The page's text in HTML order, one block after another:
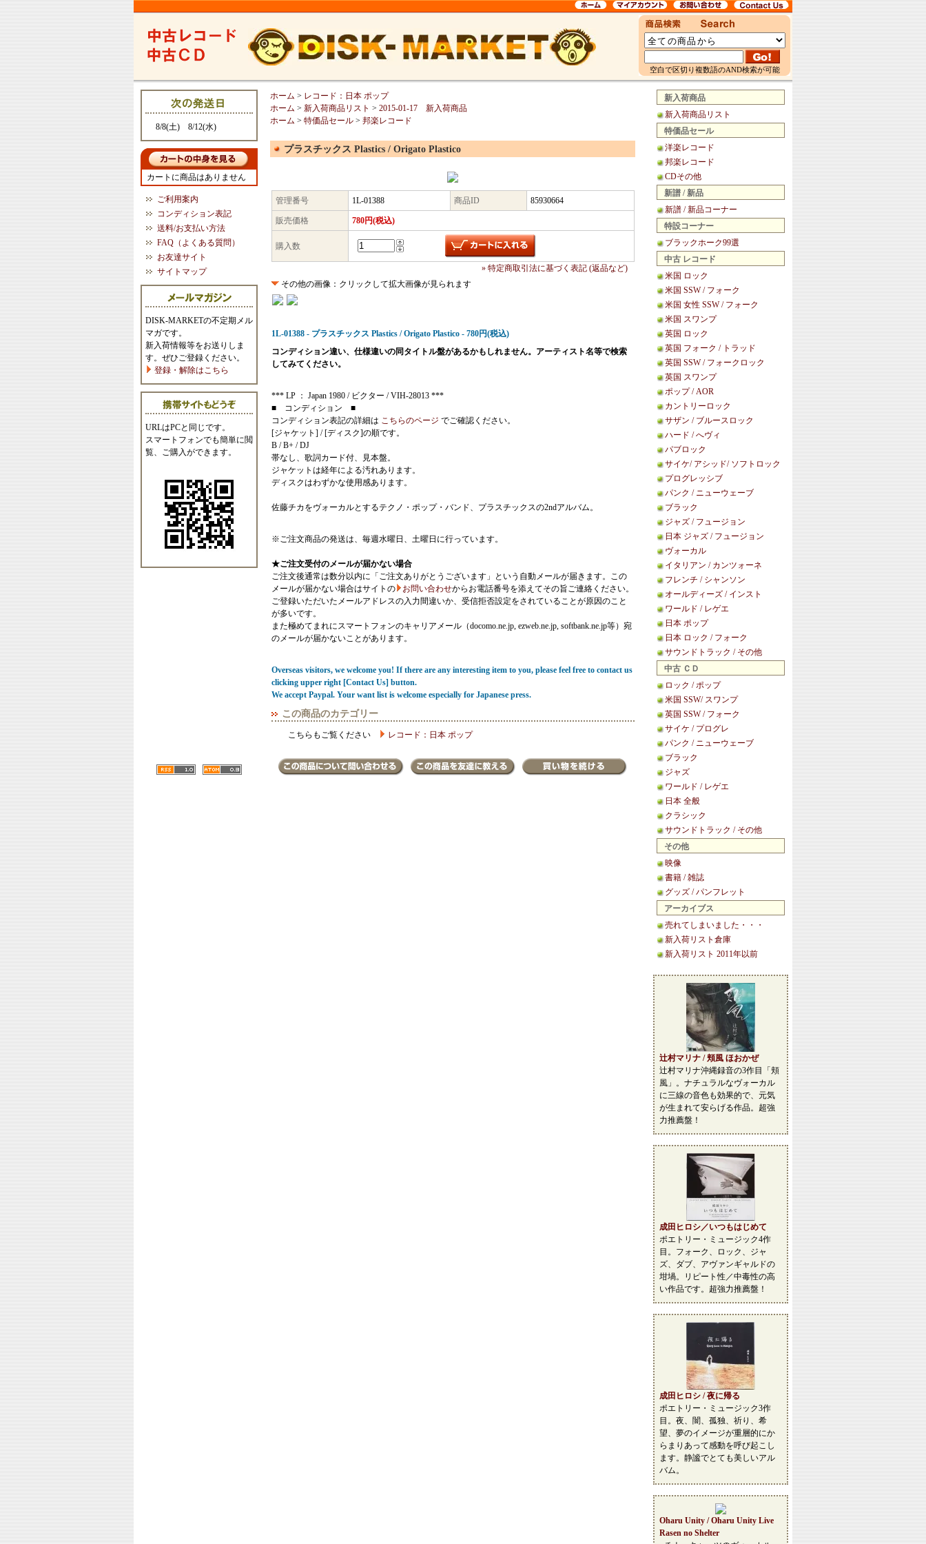
空白で区切り複数語のAND検索が可能
8/8(土) 8/12(水)
カートに商品はありません
ご利用案内
コンディション表記
送料/お支払い方法
FAQ（よくある質問）
お友達サイト
サイトマップ
DISK-MARKETの不定期メル
マガです。
新入荷情報等をお送りしま
す。ぜひご登録ください。
登録・解除はこちら
URLはPCと同じです。
スマートフォンでも簡単に閲
覧、ご購入ができます。
新入荷商品
新入荷商品リスト
特価品セール
洋楽レコード
邦楽レコード
CDその他
新譜 / 新品
新譜 / 新品コーナー
特設コーナー
ブラックホーク99選
中古 レコード
米国 ロック
米国 SSW / フォーク
米国 女性 SSW / フォーク
米国 スワンプ
英国 ロック
英国 フォーク / トラッド
英国 SSW / フォークロック
英国 スワンプ
ポップ / AOR
カントリーロック
サザン / ブルースロック
ハード / へヴィ
パブロック
サイケ/ アシッド/ ソフトロック
プログレッシブ
パンク / ニューウェーブ
ブラック
ジャズ / フュージョン
日本 ジャズ / フュージョン
ヴォーカル
イタリアン / カンツォーネ
フレンチ / シャンソン
オールディーズ / インスト
ワールド / レゲエ
日本 ポップ
日本 ロック / フォーク
サウンドトラック / その他
中古 ＣＤ
ロック / ポップ
米国 SSW/ スワンプ
英国 SSW / フォーク
サイケ / プログレ
パンク / ニューウェーブ
ブラック
ジャズ
ワールド / レゲエ
日本 全般
クラシック
サウンドトラック / その他
その他
映像
書籍 / 雑誌
グッズ / パンフレット
アーカイブス
売れてしまいました・・・
新入荷リスト倉庫
新入荷リスト 2011年以前
辻村マリナ / 頬風 ほおかぜ
辻村マリナ沖縄録音の3作目「頬
風」。ナチュラルなヴォーカル
に三線の音色も効果的で、元気
が生まれて安らげる作品。超強
力推薦盤！
成田ヒロシ／いつもはじめて
ポエトリー・ミュージック4作
目。フォーク、ロック、ジャ
ズ、ダブ、アヴァンギャルドの
坩堝。リピート性／中毒性の高
い作品です。超強力推薦盤！
成田ヒロシ / 夜に帰る
ポエトリー・ミュージック3作
目。夜、闇、孤独、祈り、希
望、夢のイメージが重層的にか
らまりあって感動を呼び起こし
ます。静謐でとても美しいアル
バム。
Oharu Unity / Oharu Unity Live
Rasen no Shelter
ホーム > レコード：日本 ポップ
ホーム > 新入荷商品リスト > 2015-01-17 新入荷商品
ホーム > 特価品セール > 邦楽レコード
プラスチックス Plastics / Origato Plastico
管理番号 1L-01388 商品ID 85930664
販売価格 780円(税込)
購入数
» 特定商取引法に基づく表記 (返品など)
その他の画像：クリックして拡大画像が見られます
1L-01388 - プラスチックス Plastics / Origato Plastico - 780円(税込)
コンディション違い、仕様違いの同タイトル盤があるかもしれません。アーティスト名等で検索
してみてください。
*** LP ： Japan 1980 / ビクター / VIH-28013 ***
■ コンディション ■
コンディション表記の詳細は こちらのページ でご確認ください。
[ジャケット] / [ディスク]の順です。
B / B+ / DJ
帯なし、歌詞カード付、見本盤。
ジャケットは経年による汚れあります。
ディスクはわずかな使用感あります。
佐藤チカをヴォーカルとするテクノ・ポップ・バンド、プラスチックスの2ndアルバム。
※ご注文商品の発送は、毎週水曜日、土曜日に行っています。
★ご注文受付のメールが届かない場合
ご注文後通常は数分以内に「ご注文ありがとうございます」という自動メールが届きます。この
メールが届かない場合はサイトの
お問い合わせからお電話番号を添えてその旨ご連絡ください。
ご登録いただいたメールアドレスの入力間違いか、受信拒否設定をされていることが原因のこと
が多いです。
また極めてまれにスマートフォンのキャリアメール（docomo.ne.jp, ezweb.ne.jp, softbank.ne.jp等）宛
のメールが届かないことがあります。
Overseas visitors, we welcome you! If there are any interesting item to you, please feel free to contact us
clicking upper right [Contact Us] button.
We accept Paypal. Your want list is welcome especially for Japanese press.
この商品のカテゴリー
こちらもご覧ください レコード：日本 ポップ